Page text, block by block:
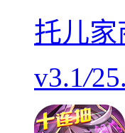
托儿
v3.1/